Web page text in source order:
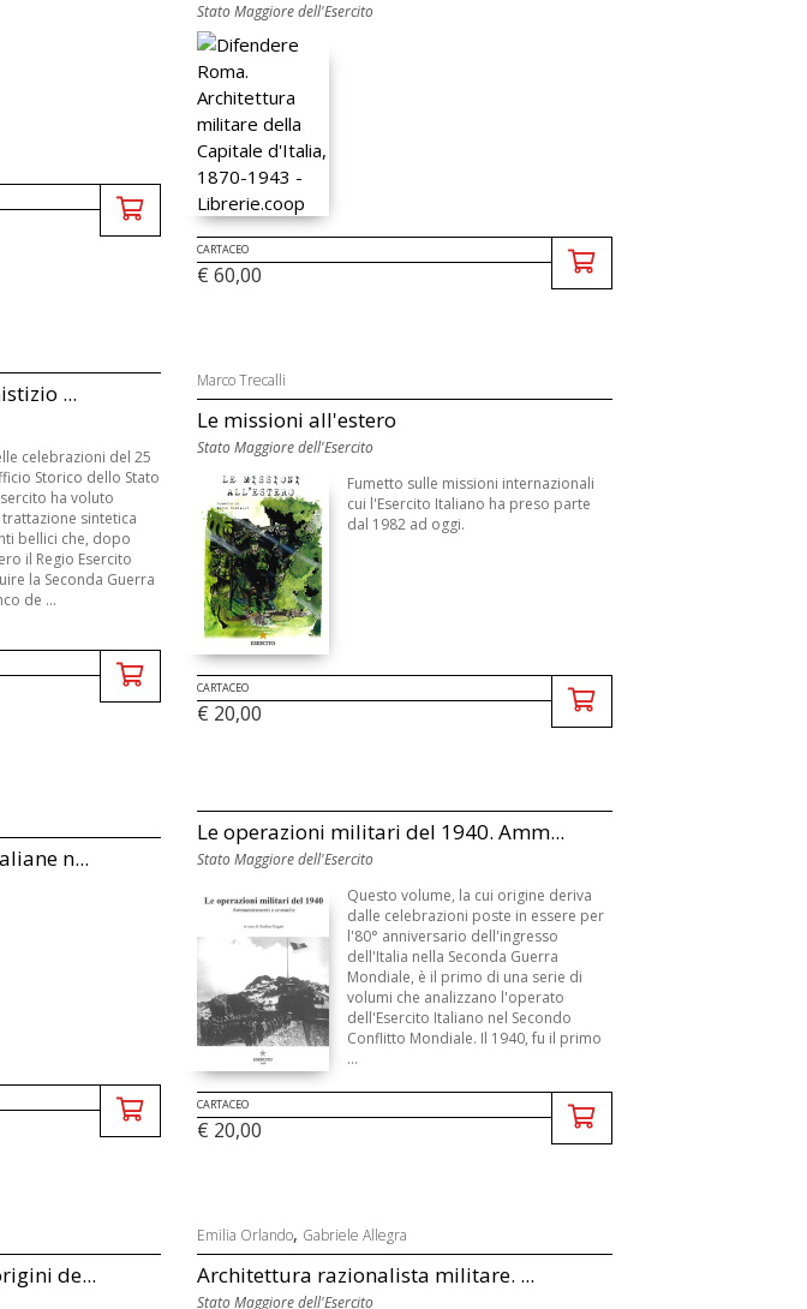
Stato Maggiore dell'Esercito
CARTACEO
€ 60,00
...
celebrazioni del 25
Storico dello Stato
ha voluto
sintetica
bellici che, dopo
il Regio Esercito
la Seconda Guerra
de ...
Marco Trecalli
Le missioni all'estero
Stato Maggiore dell'Esercito
Fumetto sulle missioni internazionali
cui l'Esercito Italiano ha preso parte
dal 1982 ad oggi.
CARTACEO
€ 20,00
n...
Le operazioni militari del 1940. Amm...
Stato Maggiore dell'Esercito
Questo volume, la cui origine deriva
dalle celebrazioni poste in essere per
l'80° anniversario dell'ingresso
dell'Italia nella Seconda Guerra
Mondiale, è il primo di una serie di
volumi che analizzano l'operato
dell'Esercito Italiano nel Secondo
Conflitto Mondiale. Il 1940, fu il primo
...
CARTACEO
€ 20,00
de...
Emilia Orlando, Gabriele Allegra
Architettura razionalista militare. ...
Stato Maggiore dell'Esercito